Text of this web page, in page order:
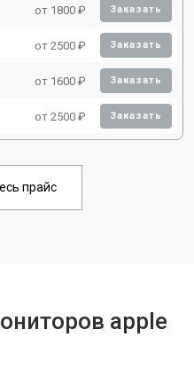
от 1800 ₽ Заказать
от 2500 ₽ Заказать
от 1600 ₽ Заказать
от 2500 ₽ Заказать
прайс
apple